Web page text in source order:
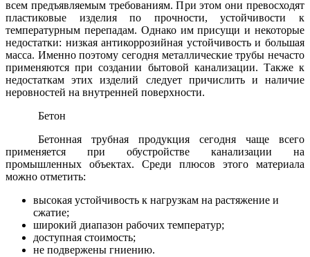
всем предъявляемым требованиям. При этом они превосходят
пластиковые изделия по прочности, устойчивости к
температурным перепадам. Однако им присущи и некоторые
недостатки: низкая антикоррозийная устойчивость и большая
масса. Именно поэтому сегодня металлические трубы нечасто
применяются при создании бытовой канализации. Также к
недостаткам этих изделий следует причислить и наличие
неровностей на внутренней поверхности.
Бетон
Бетонная трубная продукция сегодня чаще всего
применяется при обустройстве канализации на
промышленных объектах. Среди плюсов этого материала
можно отметить:
высокая устойчивость к нагрузкам на растяжение и
сжатие;
широкий диапазон рабочих температур;
доступная стоимость;
не подвержены гниению.